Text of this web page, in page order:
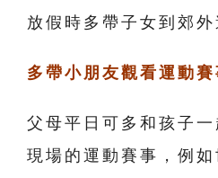
放假時多帶子女到郊外
多帶小朋友觀看運動賽
父母平日可多和孩子
現場的運動賽事，例